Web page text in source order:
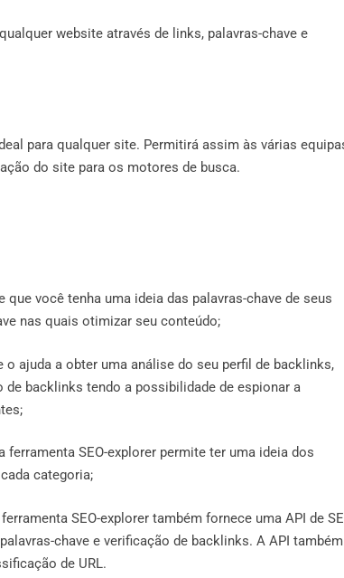
website através de links, palavras-chave e
para qualquer site. Permitirá assim às várias
do site para os motores de busca.
que você tenha uma ideia das palavras-chave de seus
nas quais otimizar seu conteúdo;
o ajuda a obter uma análise do seu perfil de backlinks,
backlinks tendo a possibilidade de espionar a
ferramenta SEO-explorer permite ter uma ideia dos
categoria;
SEO-explorer também fornece uma API de
chave e verificação de backlinks. A API também
de URL.